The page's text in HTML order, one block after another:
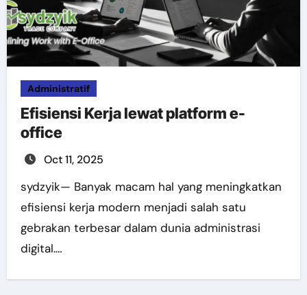
Administratif
Efisiensi Kerja lewat platform e-
office
Oct 11, 2025
sydzyik— Banyak macam hal yang meningkatkan
efisiensi kerja modern menjadi salah satu
gebrakan terbesar dalam dunia administrasi
digital.…